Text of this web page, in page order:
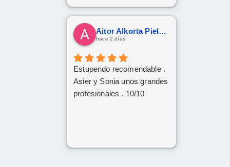
nuestras consultas y nos
mantuvo constantemente
informados.
nuevo coche.
Aitor Alkorta Pielago
hace 2 días
Estupendo recomendable .
Asier y Sonia unos grandes
profesionales . 10/10